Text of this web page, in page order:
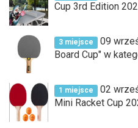
Cup 3rd Edition
3 miejsce
09
Board Cup" w
1 miejsce
02
Mini Racket Cup